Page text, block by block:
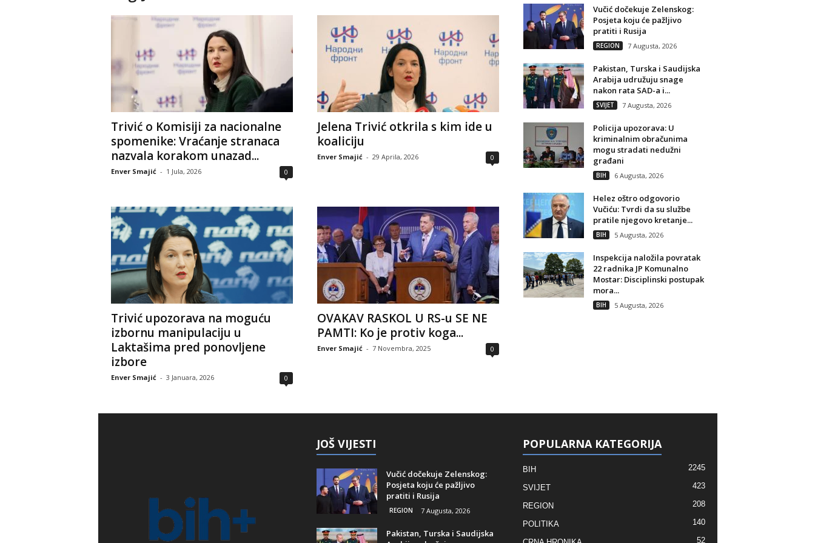
Trivić o Komisiji za nacionalne
spomenike: Vraćanje stranaca
nazvala korakom unazad...
Enver Smajić - 1 Jula, 2026 0
Jelena Trivić otkrila s kim ide u
koaliciju
Enver Smajić - 29 Aprila, 2026 0
Trivić upozorava na moguću
izbornu manipulaciju u
Laktašima pred ponovljene
izbore
Enver Smajić - 3 Januara, 2026 0
OVAKAV RASKOL U RS-u SE NE
PAMTI: Ko je protiv koga...
Enver Smajić - 7 Novembra, 2025 0
Vučić dočekuje Zelenskog:
Posjeta koju će pažljivo
pratiti i Rusija
REGION 7 Augusta, 2026
Pakistan, Turska i Saudijska
Arabija udružuju snage
nakon rata SAD-a i...
SVIJET 7 Augusta, 2026
Policija upozorava: U
kriminalnim obračunima
mogu stradati nedužni
građani
BIH 6 Augusta, 2026
Helez oštro odgovorio
Vučiću: Tvrdi da su službe
pratile njegovo kretanje...
BIH 5 Augusta, 2026
Inspekcija naložila povratak
22 radnika JP Komunalno
Mostar: Disciplinski postupak
mora...
BIH 5 Augusta, 2026
JOŠ VIJESTI
Vučić dočekuje Zelenskog:
Posjeta koju će pažljivo
pratiti i Rusija
REGION 7 Augusta, 2026
Pakistan, Turska i Saudijska
POPULARNA KATEGORIJA
BIH 2245
SVIJET 423
REGION 208
POLITIKA 140
52